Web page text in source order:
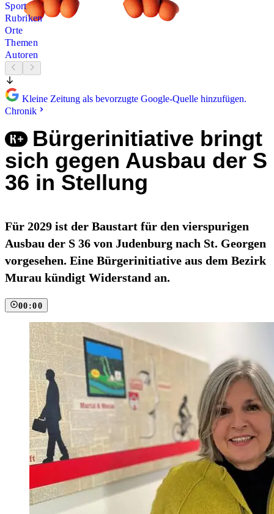
Sport
Rubriken
Orte
Themen
Autoren
Kleine Zeitung als bevorzugte Google-Quelle hinzufügen.
Chronik
Bürgerinitiative bringt
sich gegen Ausbau der S
36 in Stellung
Für 2029 ist der Baustart für den vierspurigen
Ausbau der S 36 von Judenburg nach St. Georgen
vorgesehen. Eine Bürgerinitiative aus dem Bezirk
Murau kündigt Widerstand an.
00:00